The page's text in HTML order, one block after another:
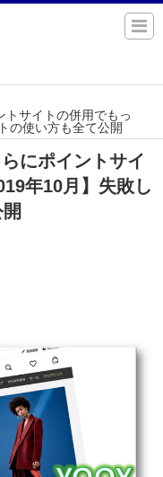
トサイトの併用でもっ
の使い方も全て公開
にポイントサイ
年10月】失敗し